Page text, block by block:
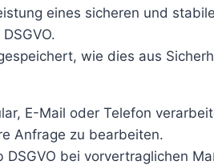
eines sicheren und
wie dies aus
E-Mail oder Telefon
Anfrage zu bearbeiten.
bei vorvertraglichen